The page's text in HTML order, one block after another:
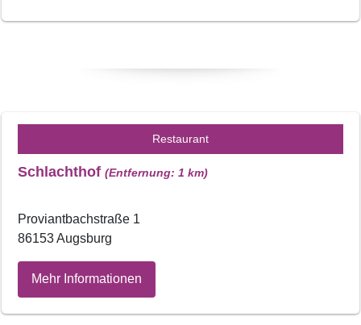
Restaurant
Schlachthof (Entfernung: 1 km)
Proviantbachstraße 1
86153 Augsburg
Mehr Informationen